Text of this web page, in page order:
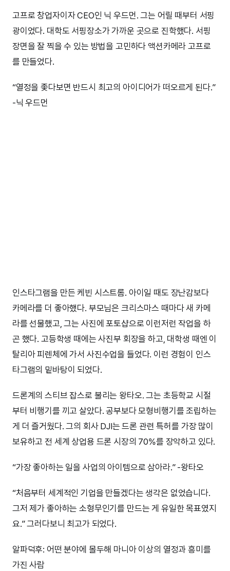
고프로 창업자이자 CEO인 닉 우드먼. 그는 어릴 때부터 서핑
광이었다. 대학도 서핑장소가 가까운 곳으로 진학했다. 서핑
장면을 잘 찍을 수 있는 방법을 고민하다 액션카메라 고프로
를 만들었다.
“열정을 좇다보면 반드시 최고의 아이디어가 떠오르게 된다.”
-닉 우드먼
인스타그램을 만든 케빈 시스트롬. 아이일 때도 장난감보다
카메라를 더 좋아했다. 부모님은 크리스마스 때마다 새 카메
라를 선물했고, 그는 사진에 포토샵으로 이런저런 작업을 하
곤 했다. 고등학생 때에는 사진부 회장을 하고, 대학생 때엔 이
탈리아 피렌체에 가서 사진수업을 들었다. 이런 경험이 인스
타그램의 밑바탕이 되었다.
드론계의 스티브 잡스로 불리는 왕타오. 그는 초등학교 시절
부터 비행기를 끼고 살았다. 공부보다 모형비행기를 조립하는
게 더 즐거웠다. 그의 회사 DJI는 드론 관련 특허를 가장 많이
보유하고 전 세계 상업용 드론 시장의 70%를 장악하고 있다.
“가장 좋아하는 일을 사업의 아이템으로 삼아라.” -왕타오
“처음부터 세계적인 기업을 만들겠다는 생각은 없었습니다.
그저 제가 좋아하는 소형무인기를 만드는 게 유일한 목표였지
요.” 그러다보니 최고가 되었다.
알파덕후: 어떤 분야에 몰두해 마니아 이상의 열정과 흥미를
가진 사람